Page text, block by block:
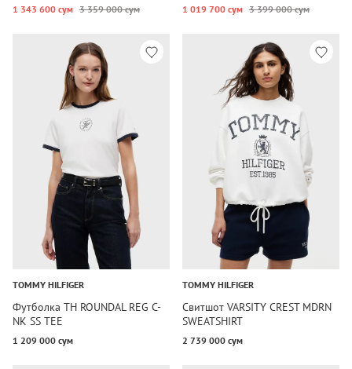
1 343 600 сум 3 359 000 сум 1 019 700 сум 3 399 000 сум
TOMMY HILFIGER
Футболка TH ROUNDAL REG C-
NK SS TEE
1 209 000 сум
TOMMY HILFIGER
Свитшот VARSITY CREST MDRN
SWEATSHIRT
2 739 000 сум